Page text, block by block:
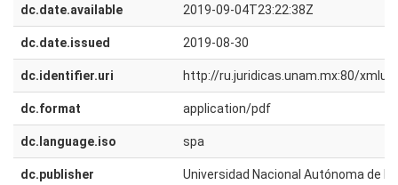
dc.date.available 2019-09-04T23:22:38Z
dc.date.issued 2019-08-30
dc.identifier.uri http://ru.juridicas.unam.mx:80/
dc.format application/pdf
dc.language.iso spa
dc.publisher
Universidad Nacional Autónoma de